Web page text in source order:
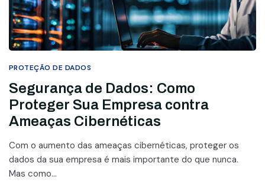
PROTEÇÃO DE DADOS
Segurança de Dados: Como
Proteger Sua Empresa contra
Ameaças Cibernéticas
Com o aumento das ameaças cibernéticas, proteger os
dados da sua empresa é mais importante do que nunca.
Mas como...